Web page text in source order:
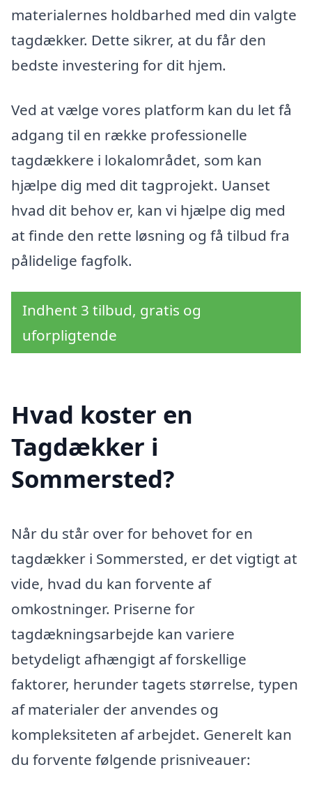
materialernes holdbarhed med din valgte
tagdækker. Dette sikrer, at du får den
bedste investering for dit hjem.
Ved at vælge vores platform kan du let få
adgang til en række professionelle
tagdækkere i lokalområdet, som kan
hjælpe dig med dit tagprojekt. Uanset
hvad dit behov er, kan vi hjælpe dig med
at finde den rette løsning og få tilbud fra
pålidelige fagfolk.
Indhent 3 tilbud, gratis og
uforpligtende
Hvad koster en
Tagdækker i
Sommersted?
Når du står over for behovet for en
tagdækker i Sommersted, er det vigtigt at
vide, hvad du kan forvente af
omkostninger. Priserne for
tagdækningsarbejde kan variere
betydeligt afhængigt af forskellige
faktorer, herunder tagets størrelse, typen
af materialer der anvendes og
kompleksiteten af arbejdet. Generelt kan
du forvente følgende prisniveauer: